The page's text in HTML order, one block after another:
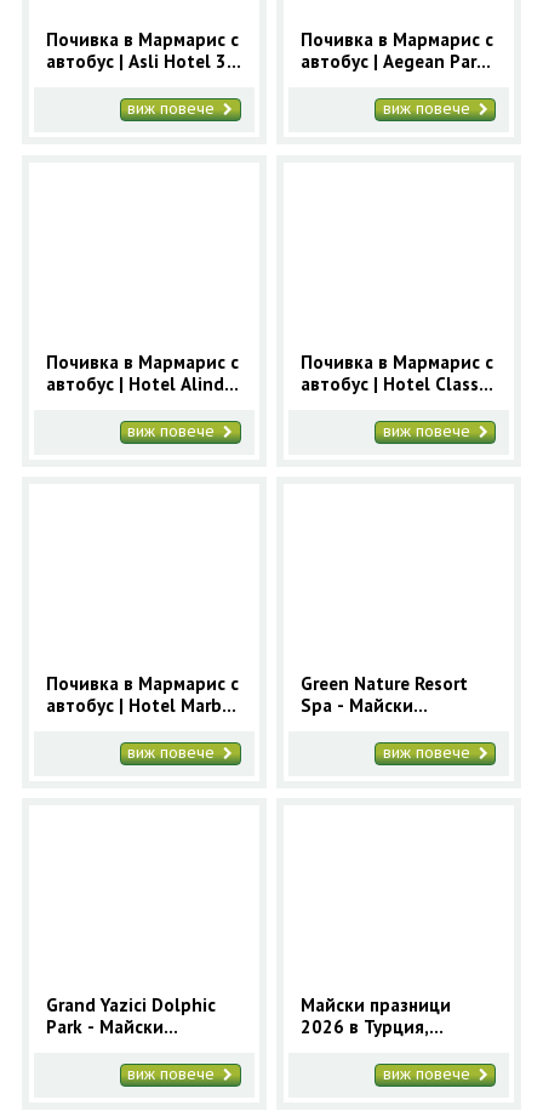
Почивка в Мармарис с
автобус | Asli Hotel 3*
Мармарисвиж повече
Почивка в Мармарис с
автобус | Aegean Park
Мармарисвиж повече
Почивка в Мармарис с
автобус | Hotel Alinda
Мармарисвиж повече
Почивка в Мармарис с
автобус | Hotel Class
Мармарисвиж повече
Почивка в Мармарис с
автобус | Hotel Marbas
Мармарисвиж повече
Green Nature Resort
Spa - Майски
2025 за 4 нощувки
виж повече
Grand Yazici Dolphic
Park - Майски
2025 за 4 нощувки
виж повече
Майски празници
2026 в Турция,
нощувки | Почивка в
Мармарис с автобус
виж повече